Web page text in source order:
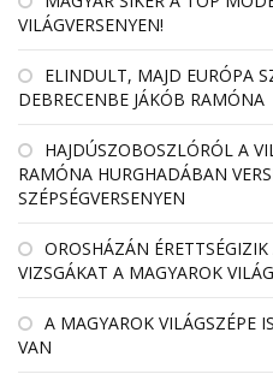
VILÁGVERSENYEN!
ELINDULT, MAJD EURÓPA
DEBRECENBE JÁKÓB RAMÓNA
HAJDÚSZOBOSZLÓRÓL A
RAMÓNA HURGHADÁBAN
SZÉPSÉGVERSENYEN
OROSHÁZÁN
VIZSGÁKAT A MAGYAROK
A MAGYAROK VILÁGSZÉPE
VAN